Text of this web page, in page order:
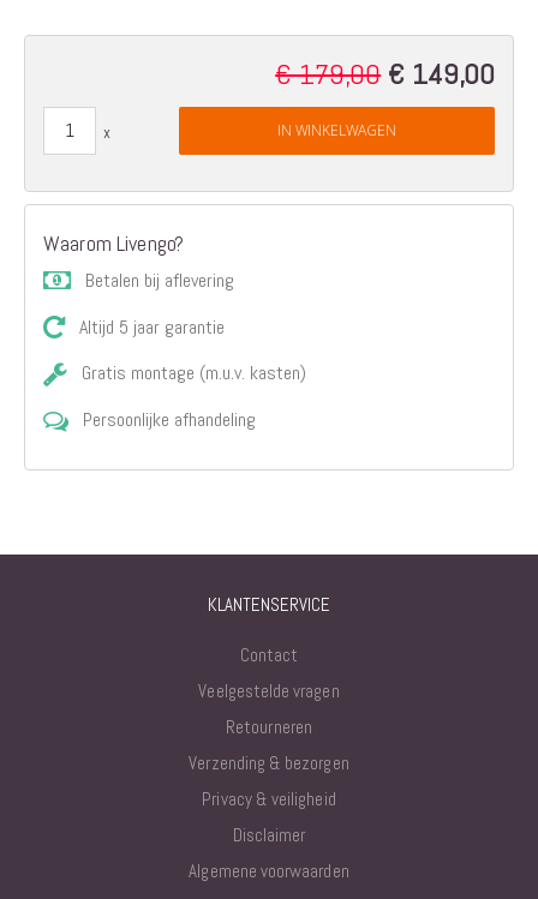
€ 179,00 Special
€ 149,00
IN WINKELWAGEN
Waarom Livengo?
Betalen bij aflevering
Altijd 5 jaar garantie
Gratis montage (m.u.v. kasten)
Persoonlijke afhandeling
KLANTENSERVICE
Contact
Veelgestelde vragen
Retourneren
Verzending & bezorgen
Privacy & veiligheid
Disclaimer
Algemene voorwaarden